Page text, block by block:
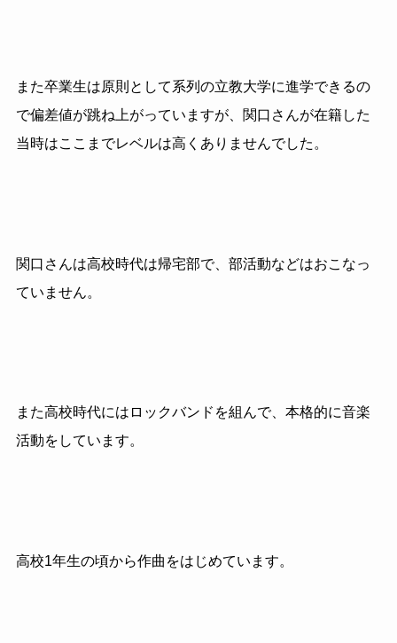
また卒業生は原則として系列の立教大学に進学できるの
で偏差値が跳ね上がっていますが、関口さんが在籍した
当時はここまでレベルは高くありませんでした。
関口さんは高校時代は帰宅部で、部活動などはおこなっ
ていません。
また高校時代にはロックバンドを組んで、本格的に音楽
活動をしています。
高校1年生の頃から作曲をはじめています。